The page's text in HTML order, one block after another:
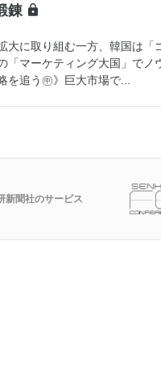
錬
大に取り組む一方、韓国は「
「マーケティング大国」で
を追う㊥》巨大市場で...
新聞社のサービス